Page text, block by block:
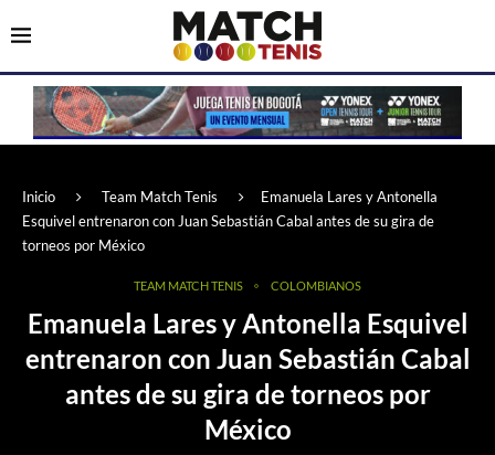
Inicio Team Match Tenis
Emanuela Lares y Antonella
Esquivel entrenaron con Juan Sebastián Cabal antes de su gira de
torneos por México
TEAM MATCH TENIS COLOMBIANOS
Emanuela Lares y Antonella Esquivel
entrenaron con Juan Sebastián Cabal
antes de su gira de torneos por
México